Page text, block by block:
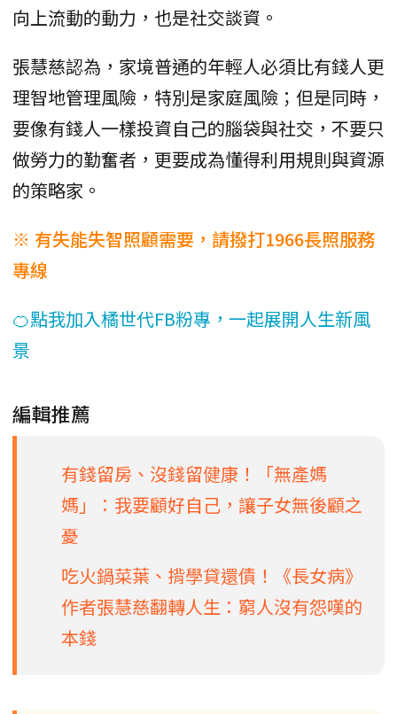
向上流動的動力，也是社交談資。
張慧慈認為，家境普通的年輕人必須比有錢人更
理智地管理風險，特別是家庭風險；但是同時，
要像有錢人一樣投資自己的腦袋與社交，不要只
做勞力的勤奮者，更要成為懂得利用規則與資源
的策略家。
※ 有失能失智照顧需要，請撥打1966長照服務
專線
🍊點我加入橘世代FB粉專，一起展開人生新風
景
編輯推薦
有錢留房、沒錢留健康！「無產媽
媽」：我要顧好自己，讓子女無後顧之
憂
吃火鍋菜葉、揹學貸還債！《長女病》
作者張慧慈翻轉人生：窮人沒有怨嘆的
本錢